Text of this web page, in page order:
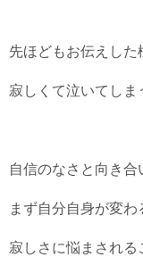
先ほどもお伝えした
寂しくて泣いてしま
自信のなさと向き合
まず自分自身が変わ
寂しさに悩まされる